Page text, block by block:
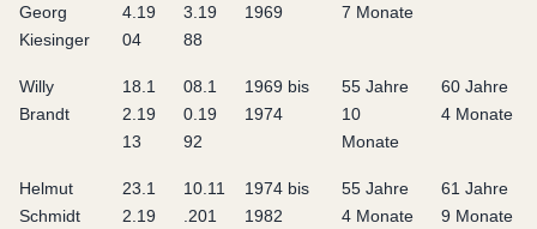
Georg
Kiesinger
4.19
04
3.19
88
1969
7 Monate
Willy
Brandt
18.1
2.19
13
08.1
0.19
92
1969 bis
1974
55 Jahre
10
Monate
60 Jahre
4 Monate
Helmut
Schmidt
23.1
2.19
10.11
.201
1974 bis
1982
55 Jahre
4 Monate
61 Jahre
9 Monate